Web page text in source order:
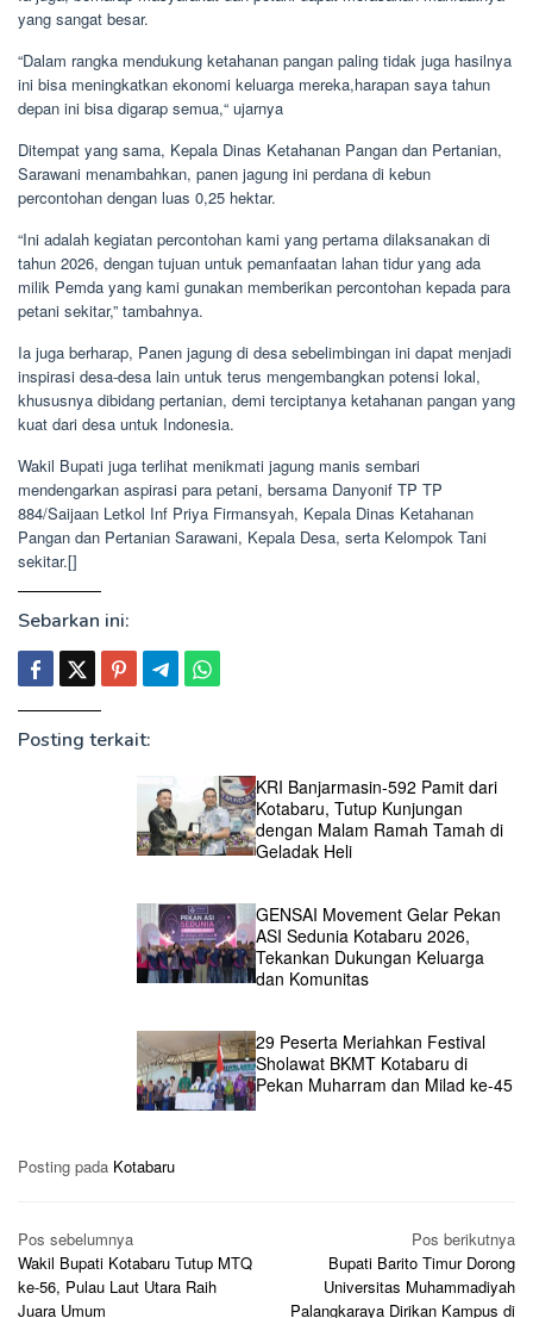
yang sangat besar.
“Dalam rangka mendukung ketahanan pangan paling tidak juga hasilnya
ini bisa meningkatkan ekonomi keluarga mereka,harapan saya tahun
depan ini bisa digarap semua,“ ujarnya
Ditempat yang sama, Kepala Dinas Ketahanan Pangan dan Pertanian,
Sarawani menambahkan, panen jagung ini perdana di kebun
percontohan dengan luas 0,25 hektar.
“Ini adalah kegiatan percontohan kami yang pertama dilaksanakan di
tahun 2026, dengan tujuan untuk pemanfaatan lahan tidur yang ada
milik Pemda yang kami gunakan memberikan percontohan kepada para
petani sekitar,” tambahnya.
Ia juga berharap, Panen jagung di desa sebelimbingan ini dapat menjadi
inspirasi desa-desa lain untuk terus mengembangkan potensi lokal,
khususnya dibidang pertanian, demi terciptanya ketahanan pangan yang
kuat dari desa untuk Indonesia.
Wakil Bupati juga terlihat menikmati jagung manis sembari
mendengarkan aspirasi para petani, bersama Danyonif TP TP
884/Saijaan Letkol Inf Priya Firmansyah, Kepala Dinas Ketahanan
Pangan dan Pertanian Sarawani, Kepala Desa, serta Kelompok Tani
sekitar.[]
Sebarkan ini:
Posting terkait:
KRI Banjarmasin-592 Pamit dari
Kotabaru, Tutup Kunjungan
dengan Malam Ramah Tamah di
Geladak Heli
GENSAI Movement Gelar Pekan
ASI Sedunia Kotabaru 2026,
Tekankan Dukungan Keluarga
dan Komunitas
29 Peserta Meriahkan Festival
Sholawat BKMT Kotabaru di
Pekan Muharram dan Milad ke-45
Posting pada Kotabaru
Navigasi
pos
Pos sebelumnya
Wakil Bupati Kotabaru Tutup MTQ
ke-56, Pulau Laut Utara Raih
Juara Umum
Pos berikutnya
Bupati Barito Timur Dorong
Universitas Muhammadiyah
Palangkaraya Dirikan Kampus di